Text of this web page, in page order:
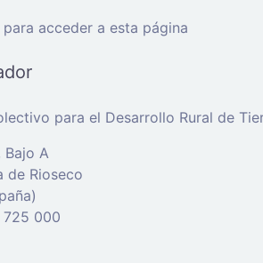
acceder a esta página
para el Desarrollo Rural de
Bajo A
de Rioseco
000